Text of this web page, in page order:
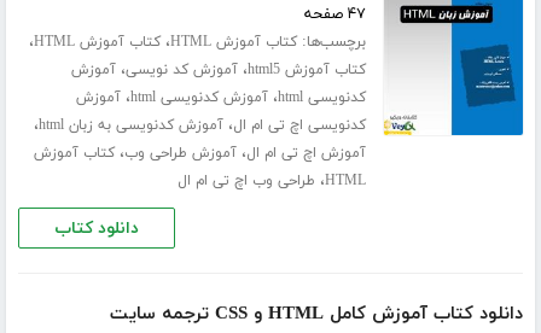
۴۷ صفحه
برچسب‌ها:کتاب آموزش HTML ،کتاب آموزش HTML ،
کتاب آموزش html5 ،آموزش کد نویسی،آموزش
کدنویسی html
،آموزش کدنویسی html ،آموزش
کدنویسی اچ تی ام ال،آموزش کدنویسی به زبان html ،
آموزش اچ تی ام ال،آموزش طراحی وب،کتاب آموزش
HTML، طراحی وب اچ تی ام ال
دانلود کتاب
دانلود کتاب آموزش کامل HTML و CSS ترجمه سایت